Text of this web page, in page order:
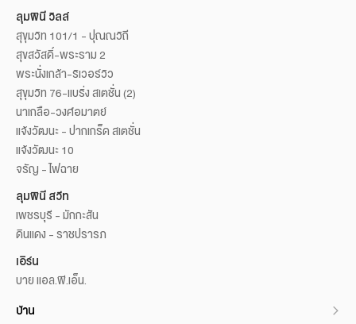
ลุมพินี วิลล์
สุขุมวิท 101/1 - ปุณณวิถี
สุขสวัสดิ์-พระราม 2
พระนั่งเกล้า-ริเวอร์วิว
สุขุมวิท 76-แบริ่ง สเตชั่น (2)
นาเกลือ-วงศ์อมาตย์
แจ้งวัฒนะ - ปากเกร็ด สเตชั่น
แจ้งวัฒนะ 10
จรัญ - ไฟฉาย
ลุมพินี สวีท
เพชรบุรี - มักกะสัน
ดินแดง - ราชปรารภ
เอิร์น
บาย แอล.พี.เอ็น.
บ้าน